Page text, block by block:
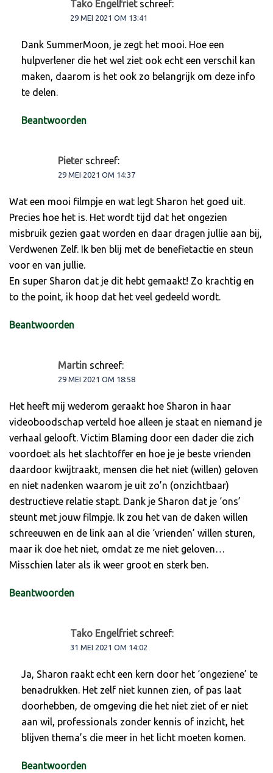
Tako Engelfriet schreef:
29 MEI 2021 OM 13:41
Dank SummerMoon, je zegt het mooi. Hoe een
hulpverlener die het wel ziet ook echt een verschil kan
maken, daarom is het ook zo belangrijk om deze info
te delen.
Beantwoorden
Pieter schreef:
29 MEI 2021 OM 14:37
Wat een mooi filmpje en wat legt Sharon het goed uit.
Precies hoe het is. Het wordt tijd dat het ongezien
misbruik gezien gaat worden en daar dragen jullie aan bij,
Verdwenen Zelf. Ik ben blij met de benefietactie en steun
voor en van jullie.
En super Sharon dat je dit hebt gemaakt! Zo krachtig en
to the point, ik hoop dat het veel gedeeld wordt.
Beantwoorden
Martin schreef:
29 MEI 2021 OM 18:58
Het heeft mij wederom geraakt hoe Sharon in haar
videoboodschap verteld hoe alleen je staat en niemand je
verhaal gelooft. Victim Blaming door een dader die zich
voordoet als het slachtoffer en hoe je je beste vrienden
daardoor kwijtraakt, mensen die het niet (willen) geloven
en niet nadenken waarom je uit zo’n (onzichtbaar)
destructieve relatie stapt. Dank je Sharon dat je ‘ons’
steunt met jouw filmpje. Ik zou het van de daken willen
schreeuwen en de link aan al die ‘vrienden’ willen sturen,
maar ik doe het niet, omdat ze me niet geloven…
Misschien later als ik weer groot en sterk ben.
Beantwoorden
Tako Engelfriet schreef:
31 MEI 2021 OM 14:02
Ja, Sharon raakt echt een kern door het ‘ongeziene’ te
benadrukken. Het zelf niet kunnen zien, of pas laat
doorhebben, de omgeving die het niet ziet of er niet
aan wil, professionals zonder kennis of inzicht, het
blijven thema’s die meer in het licht moeten komen.
Beantwoorden